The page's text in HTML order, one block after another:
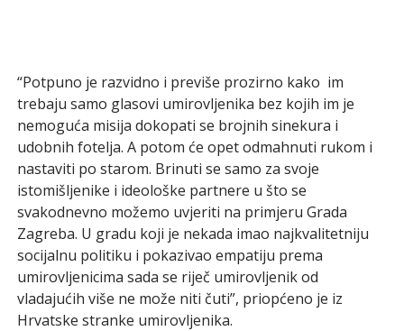
“Potpuno je razvidno i previše prozirno kako im
trebaju samo glasovi umirovljenika bez kojih im je
nemoguća misija dokopati se brojnih sinekura i
udobnih fotelja. A potom će opet odmahnuti rukom i
nastaviti po starom. Brinuti se samo za svoje
istomišljenike i ideološke partnere u što se
svakodnevno možemo uvjeriti na primjeru Grada
Zagreba. U gradu koji je nekada imao najkvalitetniju
socijalnu politiku i pokazivao empatiju prema
umirovljenicima sada se riječ umirovljenik od
vladajućih više ne može niti čuti”, priopćeno je iz
Hrvatske stranke umirovljenika.